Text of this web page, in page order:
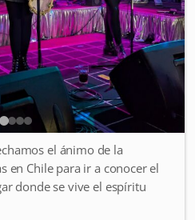
el ánimo de la
en Chile para ir a conocer el
donde se vive el espíritu